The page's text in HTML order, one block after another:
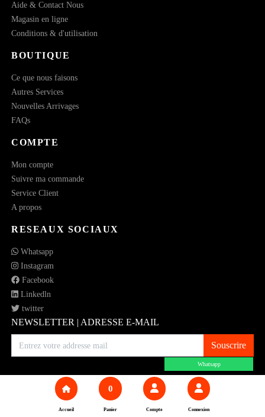
Whatsapp
Accueil
0
Panier Compte Connexion
Aide & Contact Nous
Magasin en ligne
Conditions & d'utilisation
BOUTIQUE
Ce que nous faisons
Autres Services
Nouvelles Arrivages
FAQs
COMPTE
Mon compte
Suivre ma commande
Service Client
A propos
RESEAUX SOCIAUX
Whatsapp
Instagram
Facebook
Linkedln
twitter
NEWSLETTER | ADRESSE E-MAIL
Souscrire